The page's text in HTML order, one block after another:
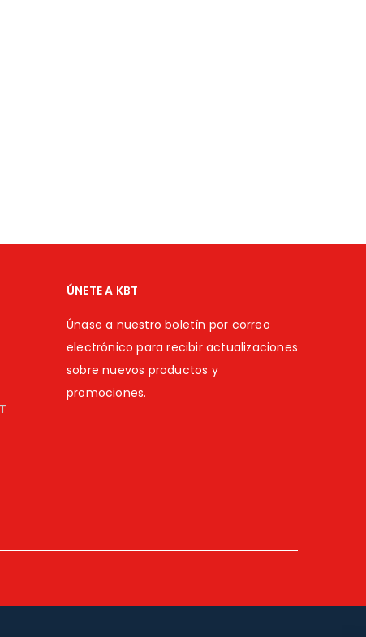
ÚNETE A KBT
Únase a nuestro boletín por correo
electrónico para recibir actualizaciones
sobre nuevos productos y
promociones.